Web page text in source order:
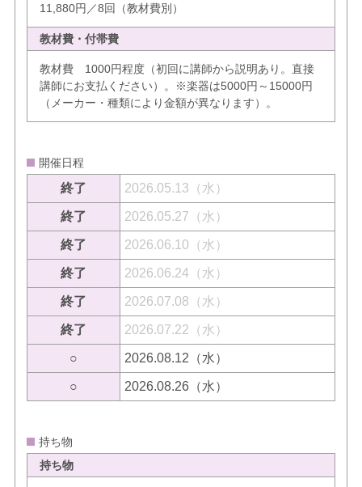
11,880円／8回（教材費別）
教材費・付帯費
教材費 1000円程度（初回に講師から説明あり。直接
講師にお支払ください）。※楽器は5000円～15000円
（メーカー・種類により金額が異なります）。
開催日程
終了 2026.05.13（水）
終了 2026.05.27（水）
終了 2026.06.10（水）
終了 2026.06.24（水）
終了 2026.07.08（水）
終了 2026.07.22（水）
○ 2026.08.12（水）
○ 2026.08.26（水）
持ち物
持ち物